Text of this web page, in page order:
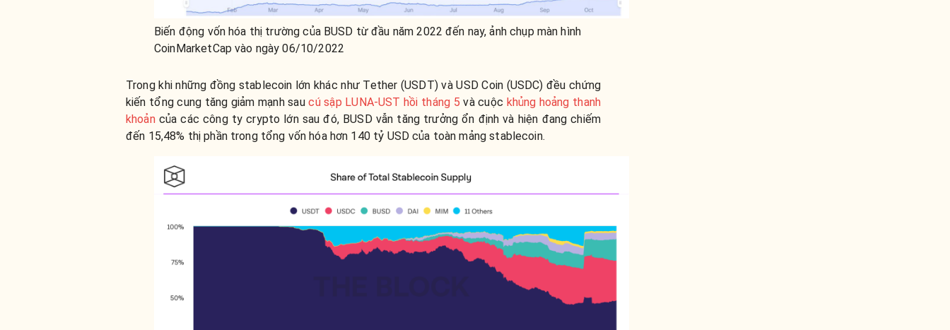
Biến động vốn hóa thị trường của BUSD từ đầu năm 2022 đến nay, ảnh chụp màn hình
CoinMarketCap vào ngày 06/10/2022
Trong khi những đồng stablecoin lớn khác như Tether (USDT) và USD Coin (USDC) đều chứng
kiến tổng cung tăng giảm mạnh saucú sập LUNA-UST hồi tháng 5 và cuộc khủng hoảng thanh
khoảncủa các công ty crypto lớn sau đó, BUSD vẫn tăng trưởng ổn định và hiện đang chiếm
đến 15,48% thị phần trong tổng vốn hóa hơn 140 tỷ USD của toàn mảng stablecoin.